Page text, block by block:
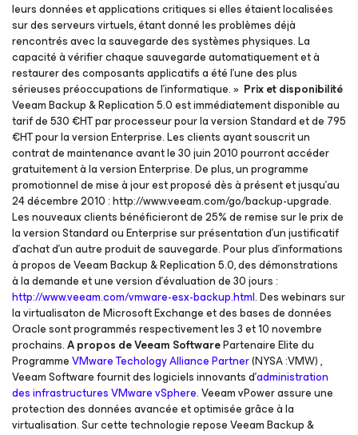
leurs données et applications critiques si elles étaient localisées
sur des serveurs virtuels, étant donné les problèmes déjà
rencontrés avec la sauvegarde des systèmes physiques. La
capacité à vérifier chaque sauvegarde automatiquement et à
restaurer des composants applicatifs a été l’une des plus
sérieuses préoccupations de l’informatique. » Prix et disponibilité
Veeam Backup & Replication 5.0 est immédiatement disponible au
tarif de 530 €HT par processeur pour la version Standard et de 795
€HT pour la version Enterprise. Les clients ayant souscrit un
contrat de maintenance avant le 30 juin 2010 pourront accéder
gratuitement à la version Enterprise. De plus, un programme
promotionnel de mise à jour est proposé dès à présent et jusqu’au
24 décembre 2010 : http://www.veeam.com/go/backup-upgrade.
Les nouveaux clients bénéficieront de 25% de remise sur le prix de
la version Standard ou Enterprise sur présentation d’un justificatif
d’achat d’un autre produit de sauvegarde. Pour plus d’informations
à propos de Veeam Backup & Replication 5.0, des démonstrations
à la demande et une version d’évaluation de 30 jours :
http://www.veeam.com/vmware-esx-backup.html. Des webinars sur
la virtualisaton de Microsoft Exchange et des bases de données
Oracle sont programmés respectivement les 3 et 10 novembre
prochains.A propos de Veeam SoftwarePartenaire Elite du
ProgrammeVMware Techology Alliance Partner(NYSA :VMW) ,
Veeam Software fournit des logiciels innovants d’administration
des infrastructures VMware vSphere. Veeam vPower assure une
protection des données avancée et optimisée grâce à la
virtualisation. Sur cette technologie repose Veeam Backup &